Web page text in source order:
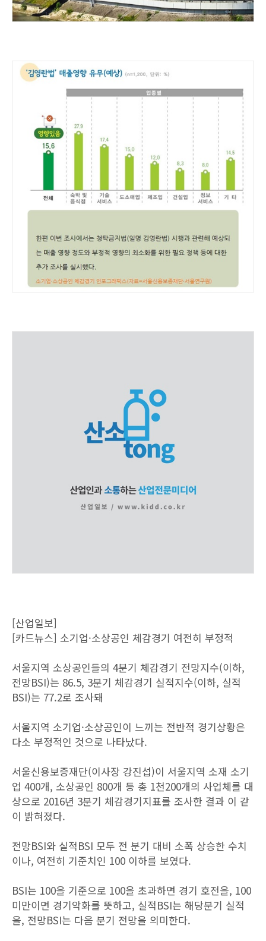
[산업일보]
[카드뉴스] 소기업·소상공인 체감경기 여전히 부정적
서울지역 소상공인들의 4분기 체감경기 전망지수(이하,
전망BSI)는 86.5, 3분기 체감경기 실적지수(이하, 실적
BSI)는 77.2로 조사돼
서울지역 소기업·소상공인이 느끼는 전반적 경기상황은
다소 부정적인 것으로 나타났다.
서울신용보증재단(이사장 강진섭)이 서울지역 소재 소기
업 400개, 소상공인 800개 등 총 1천200개의 사업체를 대
상으로 2016년 3분기 체감경기지표를 조사한 결과 이 같
이 밝혀졌다.
전망BSI와 실적BSI 모두 전 분기 대비 소폭 상승한 수치
이나, 여전히 기준치인 100 이하를 보였다.
BSI는 100을 기준으로 100을 초과하면 경기 호전을, 100
미만이면 경기악화를 뜻하고, 실적BSI는 해당분기 실적
을, 전망BSI는 다음 분기 전망을 의미한다.